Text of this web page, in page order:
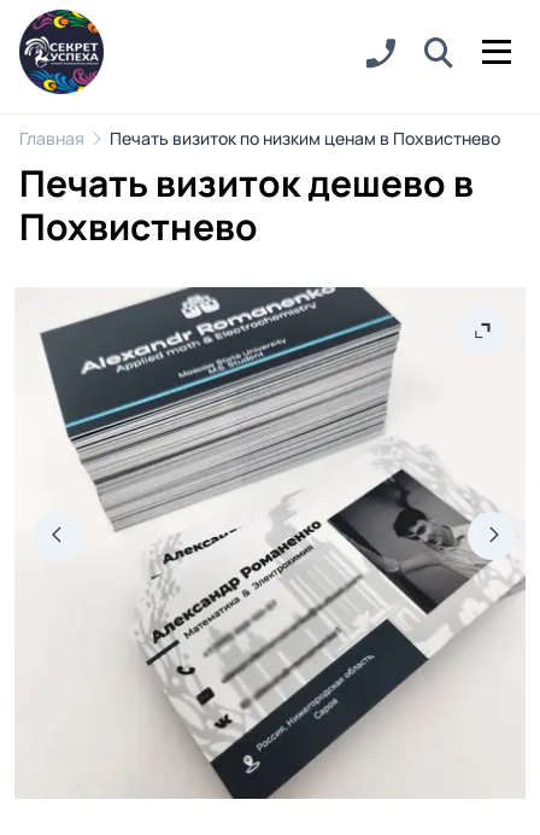
Главная Печать визиток по низким ценам в Похвистнево
Печать визиток дешево в
Похвистнево